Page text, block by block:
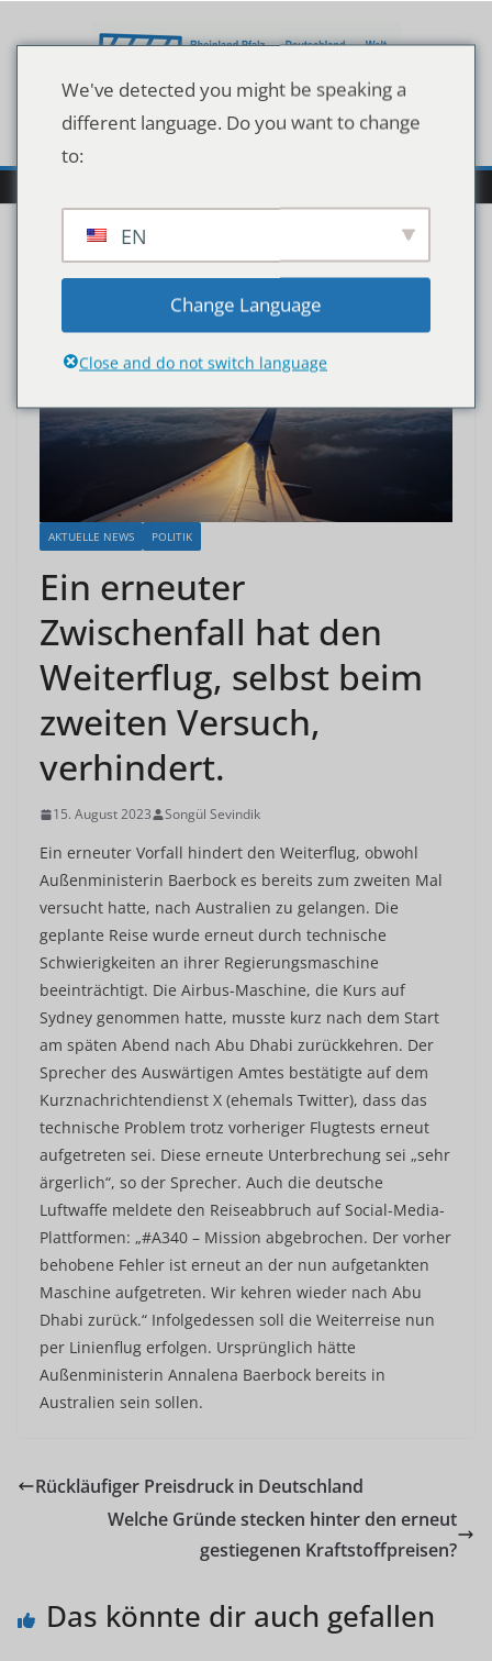
Inhalt
AKTUELLE NEWS POLITIK
Ein erneuter
Zwischenfall hat den
Weiterflug, selbst beim
zweiten Versuch,
verhindert.
15. August 2023 Songül Sevindik
Ein erneuter Vorfall hindert den Weiterflug, obwohl
Außenministerin Baerbock es bereits zum zweiten Mal
versucht hatte, nach Australien zu gelangen. Die
geplante Reise wurde erneut durch technische
Schwierigkeiten an ihrer Regierungsmaschine
beeinträchtigt. Die Airbus-Maschine, die Kurs auf
Sydney genommen hatte, musste kurz nach dem Start
am späten Abend nach Abu Dhabi zurückkehren. Der
Sprecher des Auswärtigen Amtes bestätigte auf dem
Kurznachrichtendienst X (ehemals Twitter), dass das
technische Problem trotz vorheriger Flugtests erneut
aufgetreten sei. Diese erneute Unterbrechung sei „sehr
ärgerlich“, so der Sprecher. Auch die deutsche
Luftwaffe meldete den Reiseabbruch auf Social-Media-
Plattformen: „#A340 – Mission abgebrochen. Der vorher
behobene Fehler ist erneut an der nun aufgetankten
Maschine aufgetreten. Wir kehren wieder nach Abu
Dhabi zurück.“ Infolgedessen soll die Weiterreise nun
per Linienflug erfolgen. Ursprünglich hätte
Außenministerin Annalena Baerbock bereits in
Australien sein sollen.
Rückläufiger Preisdruck in Deutschland
Welche Gründe stecken hinter den erneut
gestiegenen Kraftstoffpreisen?
Das könnte dir auch gefallen
We've detected you might be speaking a
different language. Do you want to change
to:
EN
Change Language
Close and do not switch language